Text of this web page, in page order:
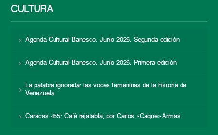
CULTURA
Agenda Cultural Banesco. Junio 2026. Segunda edición
Agenda Cultural Banesco. Junio 2026. Primera edición
La palabra ignorada: las voces femeninas de la historia de
Venezuela
Caracas 455: Café rajatabla, por Carlos «Caque» Armas